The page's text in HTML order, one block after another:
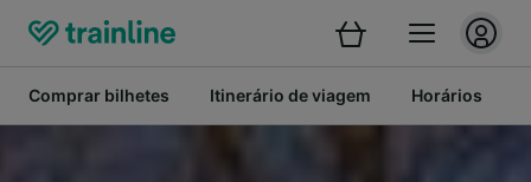
Comprar bilhetes Itinerário de viagem Horários